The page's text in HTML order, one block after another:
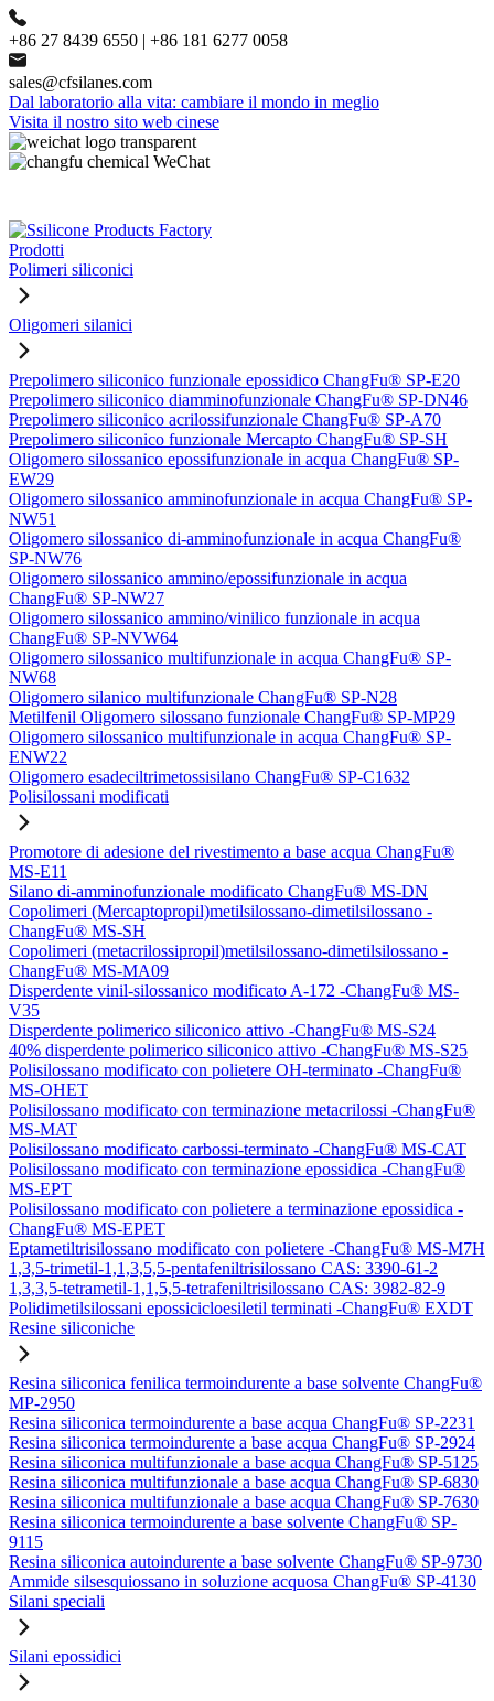
+86 27 8439 6550 | +86 181 6277 0058
sales@cfsilanes.com
Dal laboratorio alla vita: cambiare il mondo in meglio
Visita il nostro sito web cinese
Prodotti
Polimeri siliconici
Oligomeri silanici
Prepolimero siliconico funzionale epossidico ChangFu® SP-E20
Prepolimero siliconico diamminofunzionale ChangFu® SP-DN46
Prepolimero siliconico acrilossifunzionale ChangFu® SP-A70
Prepolimero siliconico funzionale Mercapto ChangFu® SP-SH
Oligomero silossanico epossifunzionale in acqua ChangFu® SP-
EW29
Oligomero silossanico amminofunzionale in acqua ChangFu® SP-
NW51
Oligomero silossanico di-amminofunzionale in acqua ChangFu®
SP-NW76
Oligomero silossanico ammino/epossifunzionale in acqua
ChangFu® SP-NW27
Oligomero silossanico ammino/vinilico funzionale in acqua
ChangFu® SP-NVW64
Oligomero silossanico multifunzionale in acqua ChangFu® SP-
NW68
Oligomero silanico multifunzionale ChangFu® SP-N28
Metilfenil Oligomero silossano funzionale ChangFu® SP-MP29
Oligomero silossanico multifunzionale in acqua ChangFu® SP-
ENW22
Oligomero esadeciltrimetossisilano ChangFu® SP-C1632
Polisilossani modificati
Promotore di adesione del rivestimento a base acqua ChangFu®
MS-E11
Silano di-amminofunzionale modificato ChangFu® MS-DN
Copolimeri (Mercaptopropil)metilsilossano-dimetilsilossano -
ChangFu® MS-SH
Copolimeri (metacrilossipropil)metilsilossano-dimetilsilossano -
ChangFu® MS-MA09
Disperdente vinil-silossanico modificato A-172 -ChangFu® MS-
V35
Disperdente polimerico siliconico attivo -ChangFu® MS-S24
40% disperdente polimerico siliconico attivo -ChangFu® MS-S25
Polisilossano modificato con polietere OH-terminato -ChangFu®
MS-OHET
Polisilossano modificato con terminazione metacrilossi -ChangFu®
MS-MAT
Polisilossano modificato carbossi-terminato -ChangFu® MS-CAT
Polisilossano modificato con terminazione epossidica -ChangFu®
MS-EPT
Polisilossano modificato con polietere a terminazione epossidica -
ChangFu® MS-EPET
Eptametiltrisilossano modificato con polietere -ChangFu® MS-M7H
1,3,5-trimetil-1,1,3,5,5-pentafeniltrisilossano CAS: 3390-61-2
1,3,3,5-tetrametil-1,1,5,5-tetrafeniltrisilossano CAS: 3982-82-9
Polidimetilsilossani epossicicloesiletil terminati -ChangFu® EXDT
Resine siliconiche
Resina siliconica fenilica termoindurente a base solvente ChangFu®
MP-2950
Resina siliconica termoindurente a base acqua ChangFu® SP-2231
Resina siliconica termoindurente a base acqua ChangFu® SP-2924
Resina siliconica multifunzionale a base acqua ChangFu® SP-5125
Resina siliconica multifunzionale a base acqua ChangFu® SP-6830
Resina siliconica multifunzionale a base acqua ChangFu® SP-7630
Resina siliconica termoindurente a base solvente ChangFu® SP-
9115
Resina siliconica autoindurente a base solvente ChangFu® SP-9730
Ammide silsesquiossano in soluzione acquosa ChangFu® SP-4130
Silani speciali
Silani epossidici